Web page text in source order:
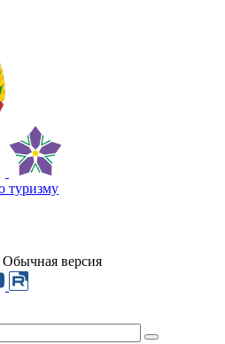
туризму
Обычная версия